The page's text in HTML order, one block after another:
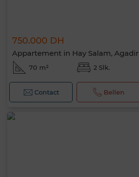
750.000 DH
Appartement in Hay Salam, Agadir
70 m² 2 Slk.
Contact Bellen